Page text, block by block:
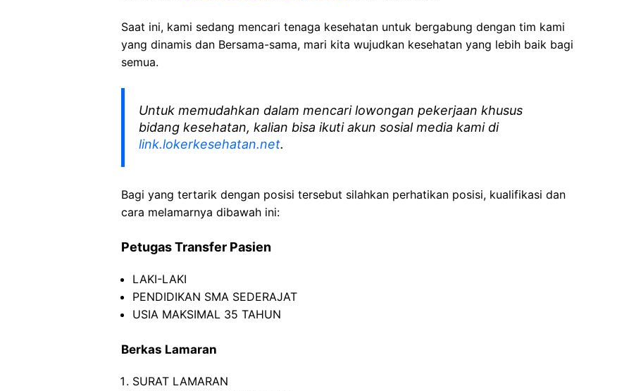
Saat ini, kami sedang mencari tenaga kesehatan untuk bergabung dengan tim kami
yang dinamis dan Bersama-sama, mari kita wujudkan kesehatan yang lebih baik bagi
semua.
Untuk memudahkan dalam mencari lowongan pekerjaan khusus
bidang kesehatan, kalian bisa ikuti akun sosial media kami di
link.lokerkesehatan.net.
Bagi yang tertarik dengan posisi tersebut silahkan perhatikan posisi, kualifikasi dan
cara melamarnya dibawah ini:
Petugas Transfer Pasien
LAKI-LAKI
PENDIDIKAN SMA SEDERAJAT
USIA MAKSIMAL 35 TAHUN
Berkas Lamaran
SURAT LAMARAN